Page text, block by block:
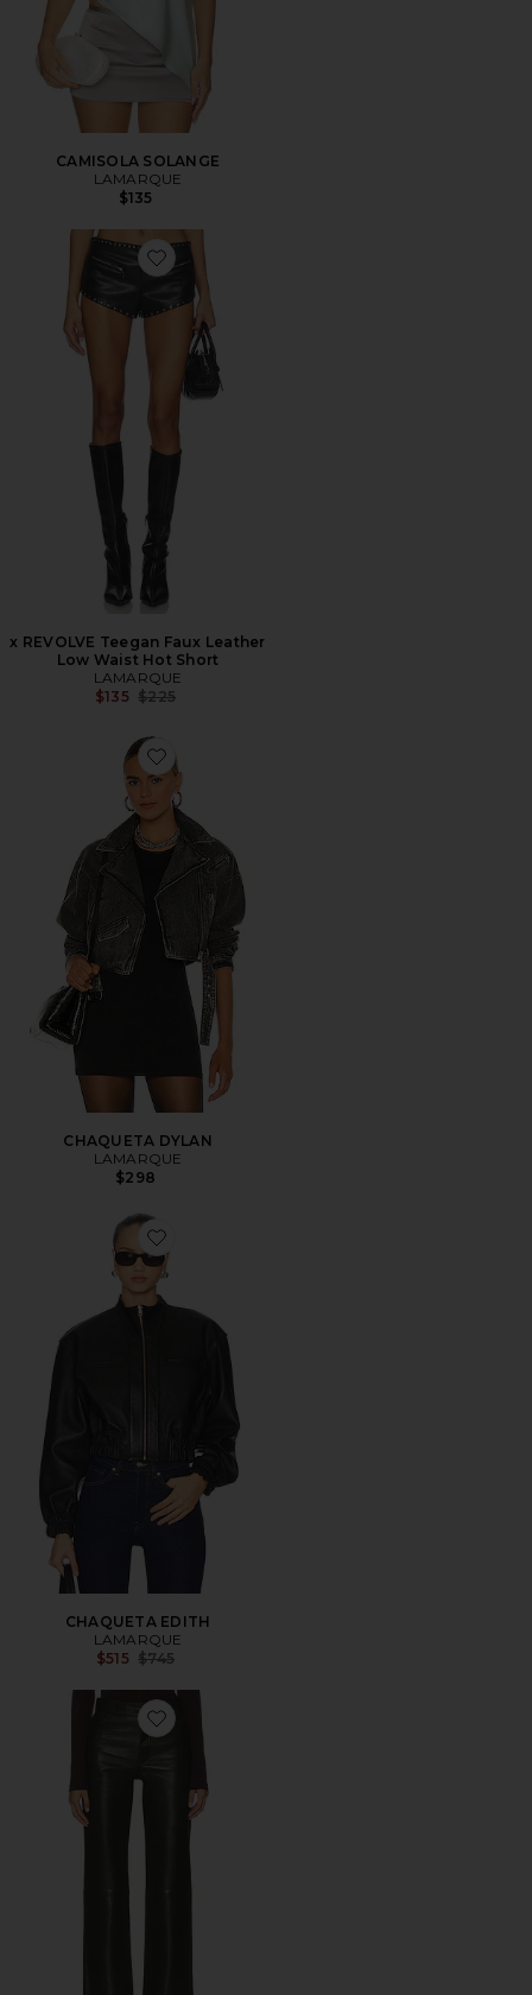
CAMISOLA SOLANGE
LAMARQUE
$135
Favorite x REVOLVE Teegan Faux Leather Low Waist
x REVOLVE Teegan Faux Leather
Low Waist Hot Short
LAMARQUE
$135 Previous price:
$225
Favorite CHAQUETA DYLAN
CHAQUETA DYLAN
LAMARQUE
$298
Favorite CHAQUETA EDITH
CHAQUETA EDITH
LAMARQUE
$515 Previous price:
$745
Favorite PANTALÓN SHANNON